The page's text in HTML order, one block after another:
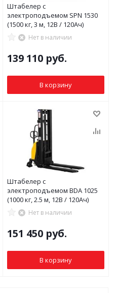
Штабелер с
электроподъемом SPN 1530
(1500 кг, 3 м, 12В / 120Ач)
Нет в наличии
139 110 руб.
В корзину
Штабелер с
электроподъемом BDA 1025
(1000 кг, 2.5 м, 12В / 120Ач)
Нет в наличии
151 450 руб.
В корзину